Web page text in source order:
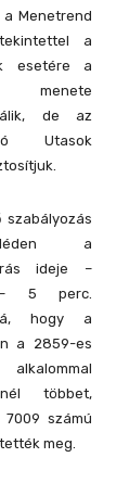
Menetrend
a
esetére a
menete
de az
Utasok
szabályozás
a
ideje –
– 5 perc.
hogy a
a 2859-es
többet,
számú
meg.